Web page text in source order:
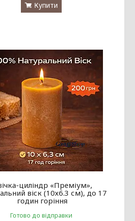
Купити
циліндр «Преміум»,
віск (10х6.3 см), до 17
годин горіння
Готово до відправки